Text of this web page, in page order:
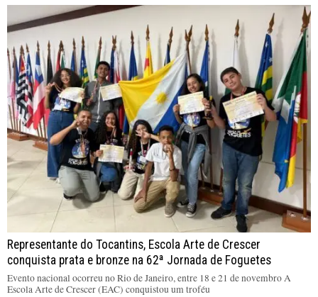
Representante do Tocantins, Escola Arte de Crescer
conquista prata e bronze na 62ª Jornada de Foguetes
Evento nacional ocorreu no Rio de Janeiro, entre 18 e 21 de novembro A
Escola Arte de Crescer (EAC) conquistou um troféu